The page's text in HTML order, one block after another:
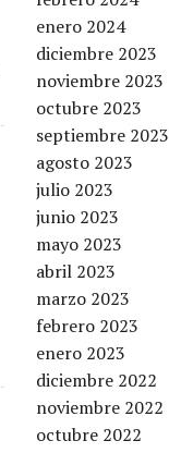
enero 2024
diciembre 2023
noviembre 2023
octubre 2023
septiembre 2023
agosto 2023
julio 2023
junio 2023
mayo 2023
abril 2023
marzo 2023
febrero 2023
enero 2023
diciembre 2022
noviembre 2022
octubre 2022